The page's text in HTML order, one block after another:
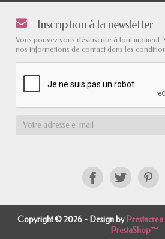
Inscription à la newsletter
Vous pouvez vous désinscrire à tout
nos informations de contact dans les
Copyright © 2026 - Design by Prestacrea
PrestaShop™